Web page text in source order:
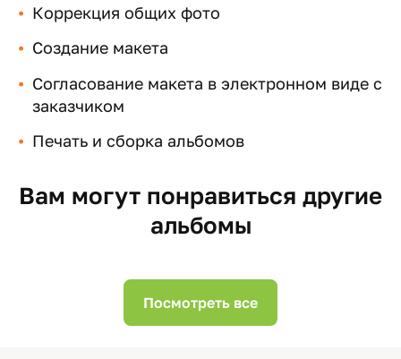
Коррекция общих фото
Создание макета
Согласование макета в электронном виде с
заказчиком
Печать и сборка альбомов
Вам могут понравиться другие
альбомы
Посмотреть все